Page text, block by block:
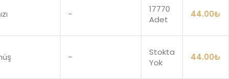
-
17770
Adet
44.00₺
-
Stokta
Yok
44.00₺